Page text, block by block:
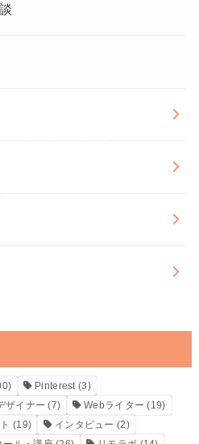
Pinterest (3)
ザイナー (7) Webライター (19)
(19) インタビュー (2)